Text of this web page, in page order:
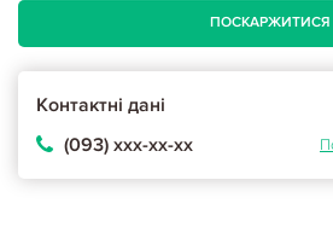
ПОСКАРЖИТИСЯ
Контактні дані
(093) ххх-хх-хх